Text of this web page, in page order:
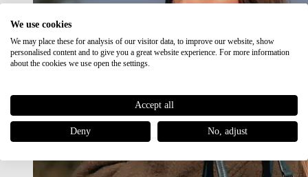
We use cookies
We may place these for analysis of our visitor data, to improve our website, show
personalised content and to give you a great website experience. For more information
about the cookies we use open the settings.
Accept all
Deny No, adjust